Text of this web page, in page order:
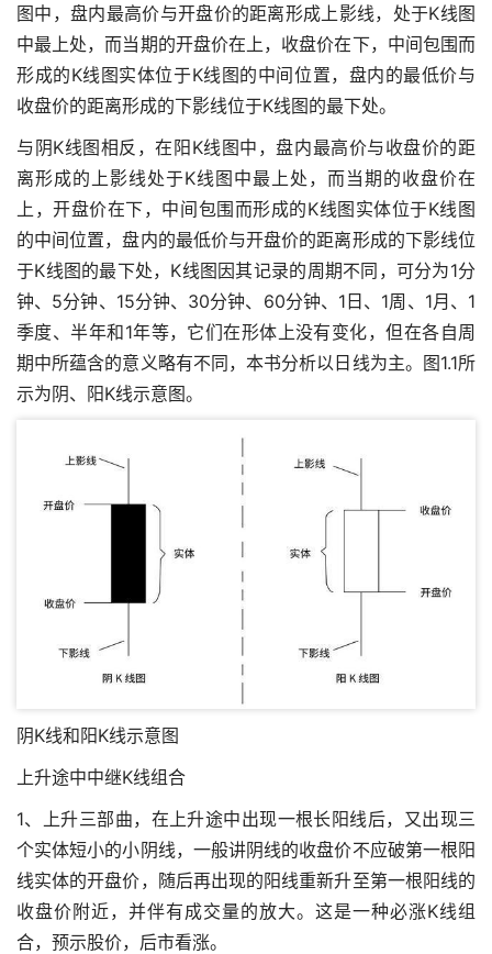
图中，盘内最高价与开盘价的距离形成上影线，处于K线图
中最上处，而当期的开盘价在上，收盘价在下，中间包围而
形成的K线图实体位于K线图的中间位置，盘内的最低价与
收盘价的距离形成的下影线位于K线图的最下处。
与阴K线图相反，在阳K线图中，盘内最高价与收盘价的距
离形成的上影线处于K线图中最上处，而当期的收盘价在
上，开盘价在下，中间包围而形成的K线图实体位于K线图
的中间位置，盘内的最低价与开盘价的距离形成的下影线位
于K线图的最下处，K线图因其记录的周期不同，可分为1分
钟、5分钟、15分钟、30分钟、60分钟、1日、1周、1月、1
季度、半年和1年等，它们在形体上没有变化，但在各自周
期中所蕴含的意义略有不同，本书分析以日线为主。图1.1所
示为阴、阳K线示意图。
阴K线和阳K线示意图
上升途中中继K线组合
1、上升三部曲，在上升途中出现一根长阳线后，又出现三
个实体短小的小阴线，一般讲阴线的收盘价不应破第一根阳
线实体的开盘价，随后再出现的阳线重新升至第一根阳线的
收盘价附近，并伴有成交量的放大。这是一种必涨K线组
合，预示股价，后市看涨。